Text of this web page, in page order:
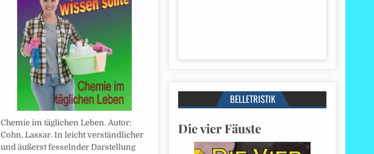
Chemie im täglichen Leben. Autor:
Cohn, Lassar. In leicht verständlicher
und äußerst fesselnder Darstellung
BELLETRISTIK
Die vier Fäuste